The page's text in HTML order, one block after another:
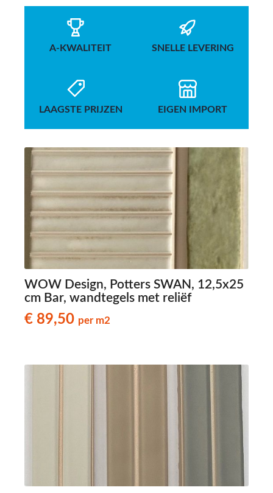
A-KWALITEIT SNELLE LEVERING
LAAGSTE PRIJZEN EIGEN IMPORT
WOW Design, Potters SWAN, 12,5x25
cm Bar, wandtegels met reliëf
€ 89,50 per m2